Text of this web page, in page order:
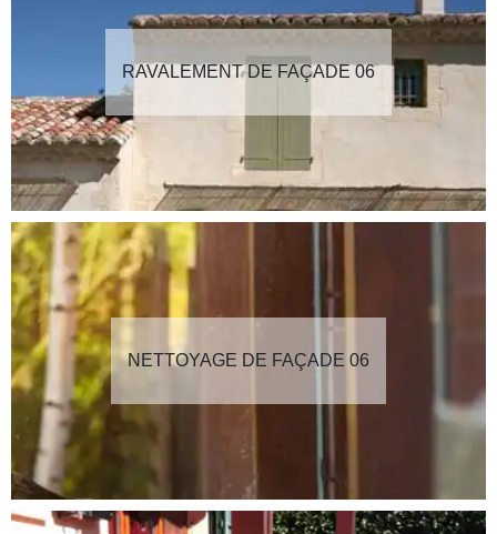
RAVALEMENT DE FAÇADE 06
NETTOYAGE DE FAÇADE 06